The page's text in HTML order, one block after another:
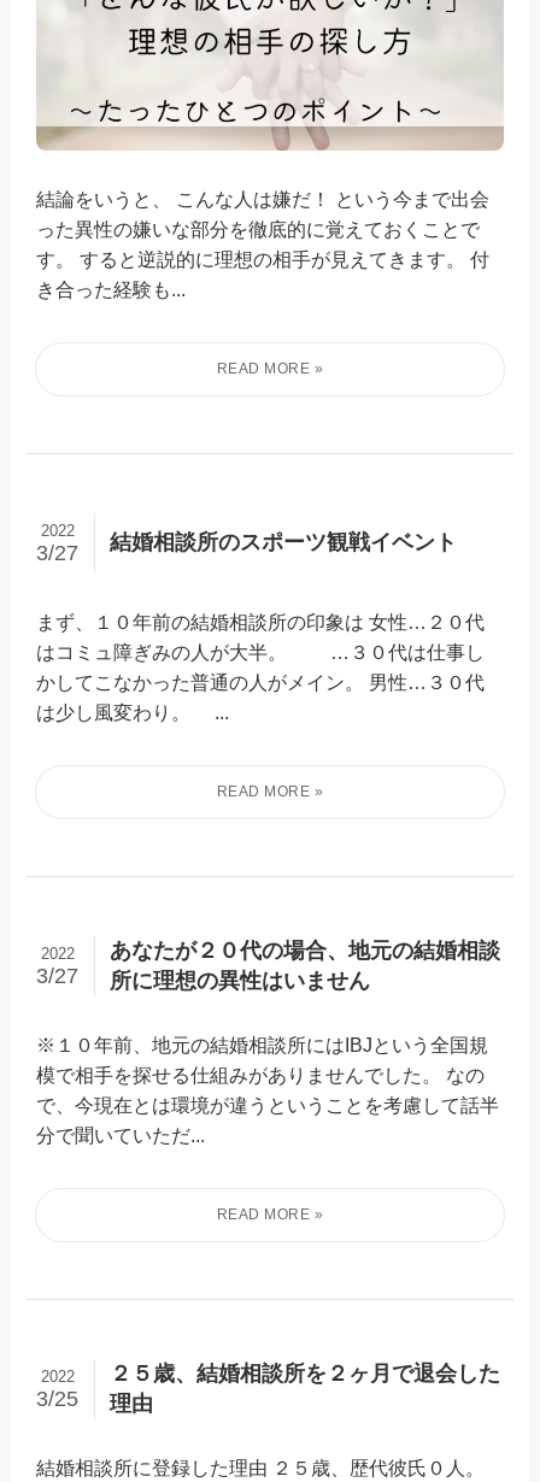
結論をいうと、 こんな人は嫌だ！ という今まで出会
った異性の嫌いな部分を徹底的に覚えておくことで
す。 すると逆説的に理想の相手が見えてきます。 付
き合った経験も...
結婚相談所のスポーツ観戦イベント
2022
3/27
まず、１０年前の結婚相談所の印象は 女性…２０代
はコミュ障ぎみの人が大半。 …３０代は仕事し
かしてこなかった普通の人がメイン。 男性…３０代
は少し風変わり。 ...
あなたが２０代の場合、地元の結婚相談
所に理想の異性はいません
2022
3/27
※１０年前、地元の結婚相談所にはIBJという全国規
模で相手を探せる仕組みがありませんでした。 なの
で、今現在とは環境が違うということを考慮して話半
分で聞いていただ...
２５歳、結婚相談所を２ヶ月で退会した
理由
2022
3/25
結婚相談所に登録した理由 ２５歳、歴代彼氏０人。